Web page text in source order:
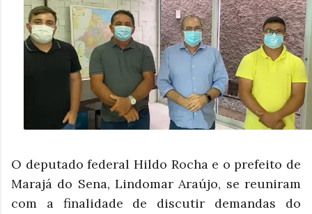
O deputado federal Hildo Rocha e o prefeito de
Marajá do Sena, Lindomar Araújo, se reuniram
com a finalidade de discutir demandas do